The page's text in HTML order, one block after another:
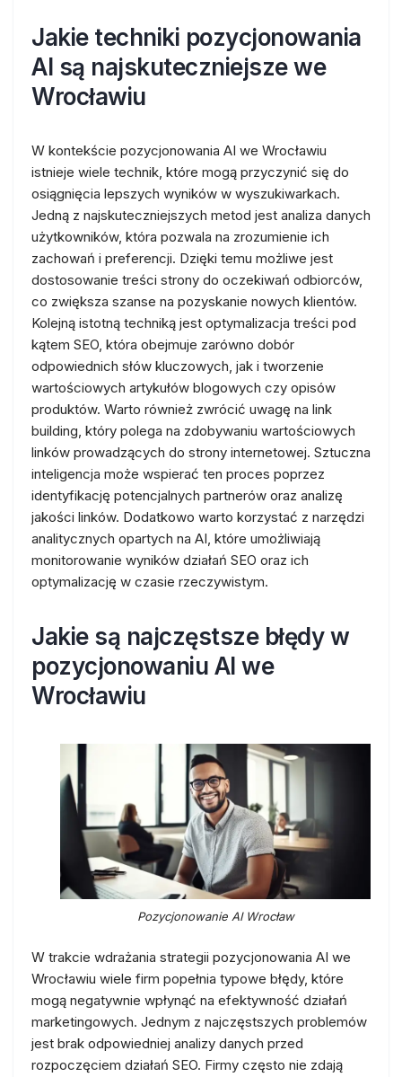
Jakie techniki pozycjonowania
AI są najskuteczniejsze we
Wrocławiu
W kontekście pozycjonowania AI we Wrocławiu
istnieje wiele technik, które mogą przyczynić się do
osiągnięcia lepszych wyników w wyszukiwarkach.
Jedną z najskuteczniejszych metod jest analiza danych
użytkowników, która pozwala na zrozumienie ich
zachowań i preferencji. Dzięki temu możliwe jest
dostosowanie treści strony do oczekiwań odbiorców,
co zwiększa szanse na pozyskanie nowych klientów.
Kolejną istotną techniką jest optymalizacja treści pod
kątem SEO, która obejmuje zarówno dobór
odpowiednich słów kluczowych, jak i tworzenie
wartościowych artykułów blogowych czy opisów
produktów. Warto również zwrócić uwagę na link
building, który polega na zdobywaniu wartościowych
linków prowadzących do strony internetowej. Sztuczna
inteligencja może wspierać ten proces poprzez
identyfikację potencjalnych partnerów oraz analizę
jakości linków. Dodatkowo warto korzystać z narzędzi
analitycznych opartych na AI, które umożliwiają
monitorowanie wyników działań SEO oraz ich
optymalizację w czasie rzeczywistym.
Jakie są najczęstsze błędy w
pozycjonowaniu AI we
Wrocławiu
Pozycjonowanie AI Wrocław
W trakcie wdrażania strategii pozycjonowania AI we
Wrocławiu wiele firm popełnia typowe błędy, które
mogą negatywnie wpłynąć na efektywność działań
marketingowych. Jednym z najczęstszych problemów
jest brak odpowiedniej analizy danych przed
rozpoczęciem działań SEO. Firmy często nie zdają